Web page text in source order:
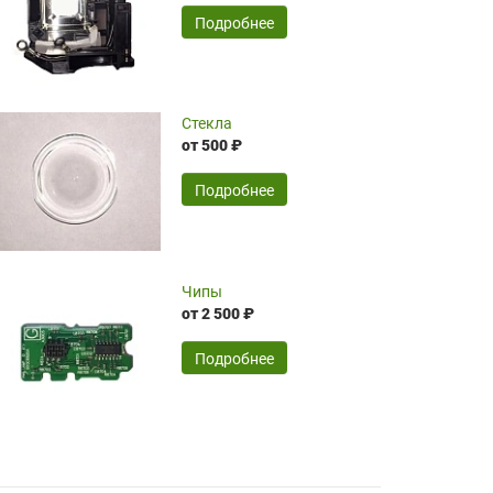
временные затраты по достаточно
оптимизированной стоимости, чему
чрезмерно благодарны!)))
SERGEY FOURSOV,24.04.2026
широкий ассортимент ламп, как оригиналов,
так и аналогов.Быстрое оформление и
передача в доставку, приемлемые цены. Мне
понравилось.
Читать полностью
16.04.2026
Подробнее
Стекла
от 500 ₽
Подробнее
Чипы
от 2 500 ₽
Подробнее